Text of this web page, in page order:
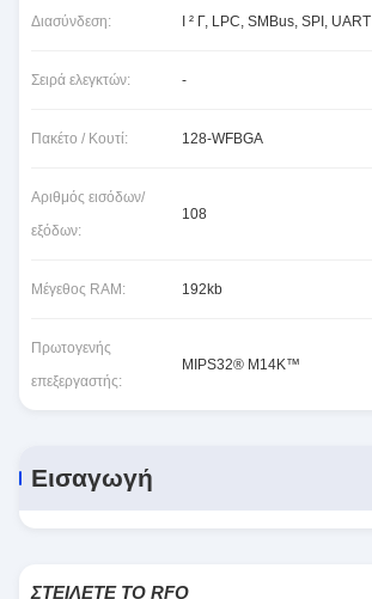
Διασύνδεση: Ι ² Γ, LPC, SMBus, SPI, UART
Σειρά ελεγκτών: -
Πακέτο / Κουτί: 128-WFBGA
Αριθμός εισόδων/
εξόδων:
108
Μέγεθος RAM: 192kb
Πρωτογενής
επεξεργαστής:
MIPS32® M14K™
Εισαγωγή
ΣΤΕΊΛΕΤΕ ΤΟ RFQ